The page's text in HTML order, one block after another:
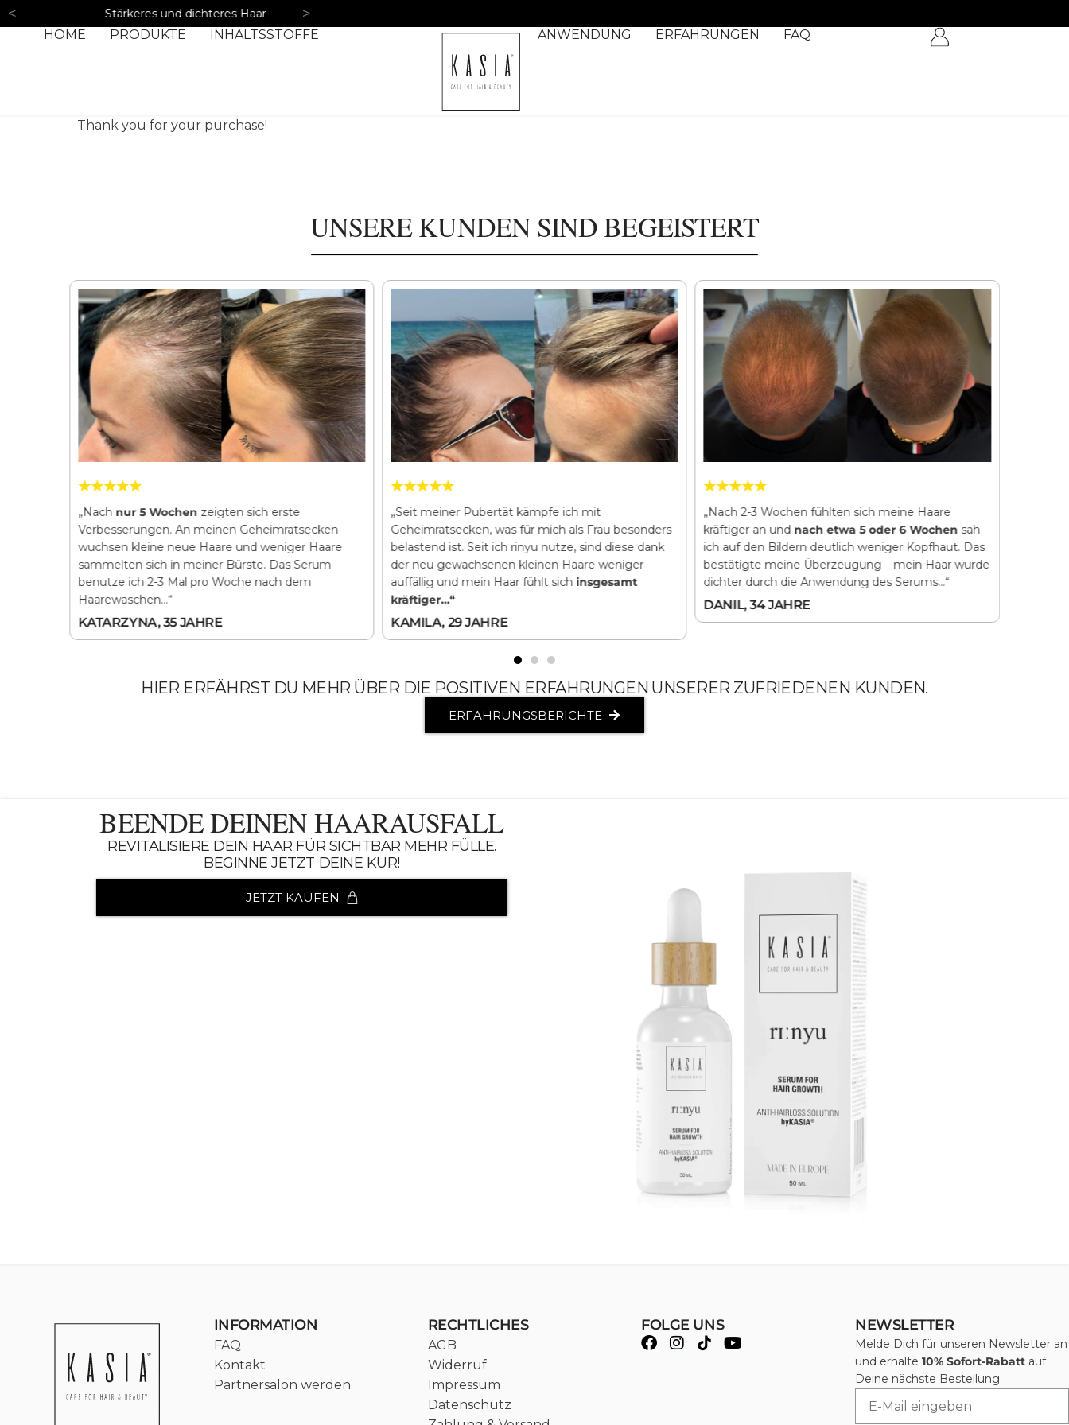
< Stärkeres und dichteres Haar >
HOME PRODUKTE INHALTSSTOFFE ANWENDUNG ERFAHRUNGEN FAQ
Thank you for your purchase!
UNSERE KUNDEN SIND BEGEISTERT
„Nach nur 5 Wochenzeigten sich erste
Verbesserungen. An meinen Geheimratsecken
wuchsen kleine neue Haare und weniger Haare
sammelten sich in meiner Bürste. Das Serum
benutze ich 2-3 Mal pro Woche nach dem
Haarewaschen…“
KATARZYNA, 35 JAHRE
„Seit meiner Pubertät kämpfe ich mit
Geheimratsecken, was für mich als Frau besonders
belastend ist. Seit ich rinyu nutze, sind diese dank
der neu gewachsenen kleinen Haare weniger
auffällig und mein Haar fühlt sich insgesamt
kräftiger…“
KAMILA, 29 JAHRE
„Nach 2-3 Wochen fühlten sich meine Haare
kräftiger an und nach etwa 5 oder 6 Wochen sah
ich auf den Bildern deutlich weniger Kopfhaut. Das
bestätigte meine Überzeugung – mein Haar wurde
dichter durch die Anwendung des Serums…“
DANIL, 34 JAHRE
HIER ERFÄHRST DU MEHR ÜBER DIE POSITIVEN ERFAHRUNGEN UNSERER ZUFRIEDENEN KUNDEN.
ERFAHRUNGSBERICHTE
BEENDE DEINEN HAARAUSFALL
REVITALISIERE DEIN HAAR FÜR SICHTBAR MEHR FÜLLE.
BEGINNE JETZT DEINE KUR!
JETZT KAUFEN
INFORMATION
FAQ
Kontakt
Partnersalon werden
RECHTLICHES
AGB
Widerruf
Impressum
Datenschutz
FOLGE UNS NEWSLETTER
Melde Dich für unseren Newsletter an
und erhalte10% Sofort-Rabatt auf
Deine nächste Bestellung.